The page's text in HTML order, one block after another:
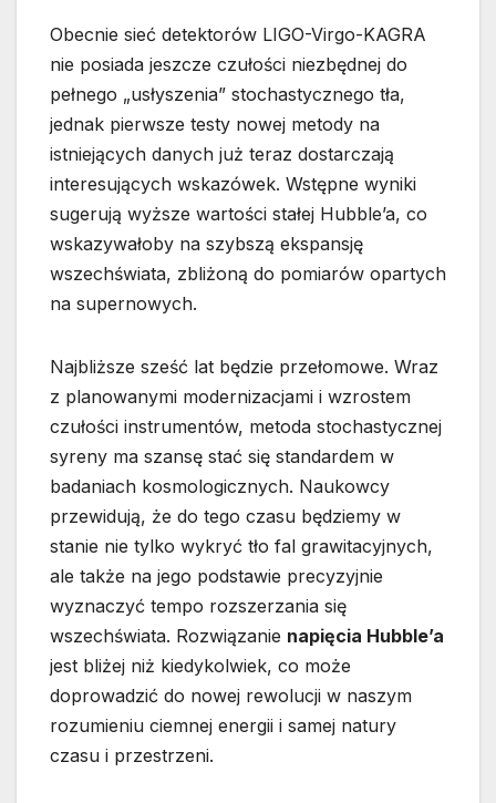
Obecnie sieć detektorów LIGO-Virgo-KAGRA
nie posiada jeszcze czułości niezbędnej do
pełnego „usłyszenia” stochastycznego tła,
jednak pierwsze testy nowej metody na
istniejących danych już teraz dostarczają
interesujących wskazówek. Wstępne wyniki
sugerują wyższe wartości stałej Hubble’a, co
wskazywałoby na szybszą ekspansję
wszechświata, zbliżoną do pomiarów opartych
na supernowych.
Najbliższe sześć lat będzie przełomowe. Wraz
z planowanymi modernizacjami i wzrostem
czułości instrumentów, metoda stochastycznej
syreny ma szansę stać się standardem w
badaniach kosmologicznych. Naukowcy
przewidują, że do tego czasu będziemy w
stanie nie tylko wykryć tło fal grawitacyjnych,
ale także na jego podstawie precyzyjnie
wyznaczyć tempo rozszerzania się
wszechświata. Rozwiązanie napięcia Hubble’a
jest bliżej niż kiedykolwiek, co może
doprowadzić do nowej rewolucji w naszym
rozumieniu ciemnej energii i samej natury
czasu i przestrzeni.